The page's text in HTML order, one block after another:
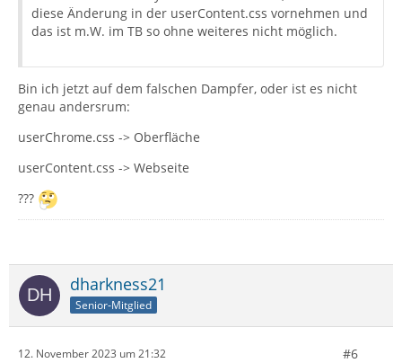
diese Änderung in der userContent.css vornehmen und
das ist m.W. im TB so ohne weiteres nicht möglich.
Bin ich jetzt auf dem falschen Dampfer, oder ist es nicht
genau andersrum:
userChrome.css -> Oberfläche
userContent.css -> Webseite
???
dharkness21
Senior-Mitglied
12. November 2023 um 21:32 #6